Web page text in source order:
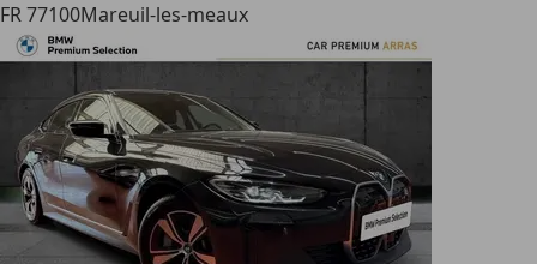
FR 77100Mareuil-les-meaux